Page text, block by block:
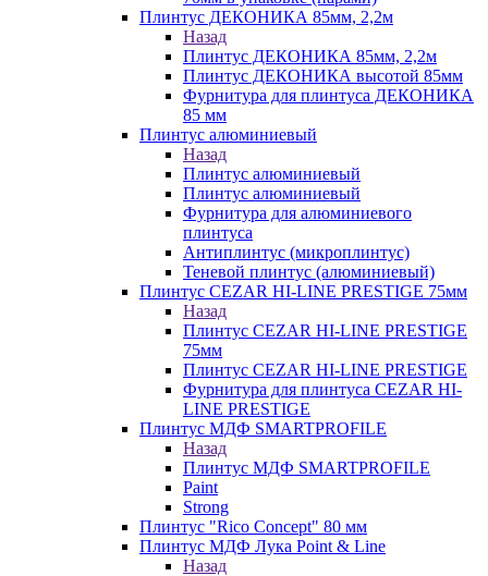
Плинтус ДЕКОНИКА 85мм, 2,2м
Назад
Плинтус ДЕКОНИКА 85мм, 2,2м
Плинтус ДЕКОНИКА высотой 85мм
Фурнитура для плинтуса ДЕКОНИКА
85 мм
Плинтус алюминиевый
Назад
Плинтус алюминиевый
Плинтус алюминиевый
Фурнитура для алюминиевого
плинтуса
Антиплинтус (микроплинтус)
Теневой плинтус (алюминиевый)
Плинтус CEZAR HI-LINE PRESTIGE 75мм
Назад
Плинтус CEZAR HI-LINE PRESTIGE
75мм
Плинтус CEZAR HI-LINE PRESTIGE
Фурнитура для плинтуса CEZAR HI-
LINE PRESTIGE
Плинтус МДФ SMARTPROFILE
Назад
Плинтус МДФ SMARTPROFILE
Paint
Strong
Плинтус "Rico Concept" 80 мм
Плинтус МДФ Лука Point & Line
Назад